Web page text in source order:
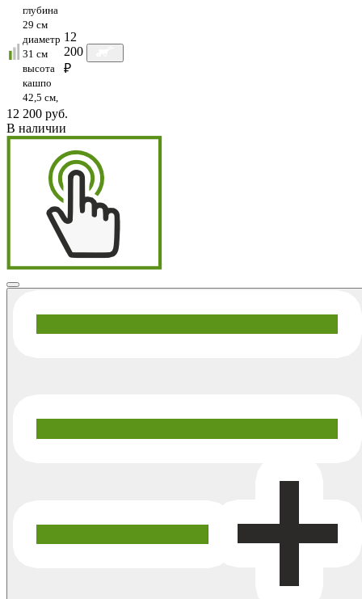
глубина
29 см
диаметр
31 см
высота
кашпо
42,5 см,
12
200
₽
12 200 руб.
В наличии